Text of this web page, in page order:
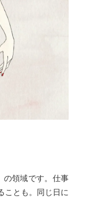
の領域です。仕事
ことも。同じ日に